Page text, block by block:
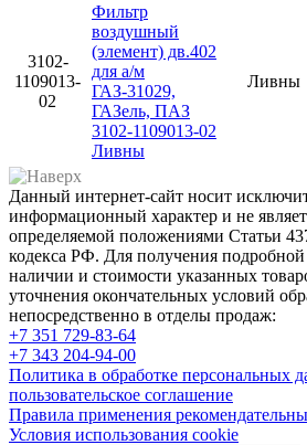
3102-
1109013-
02
Фильтр
воздушный
(элемент) дв.402
для а/м
ГАЗ-31029,
ГАЗель, ПАЗ
3102-1109013-02
Ливны
Ливны
Данный интернет-сайт носит
информационный характер и не
определяемой положениями Статьи
кодекса РФ. Для получения
наличии и стоимости указанных
уточнения окончательных условий
непосредственно в отделы продаж:
+7 351 729-83-64
+7 343 204-94-00
Политика в обработке персональных
пользовательское соглашение
Правила применения
Условия использования cookie